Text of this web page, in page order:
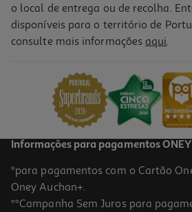
Livro Arte De Amar De Ovídio
PVP de editor
13,41 €
o local de entrega ou de recolha.
disponíveis para o território de
consulte mais informações aqui.
Informações para pagamentos ONEY
*para pagamentos com o Cartão
Oney Auchan+.
**Campanha Sem Juros para